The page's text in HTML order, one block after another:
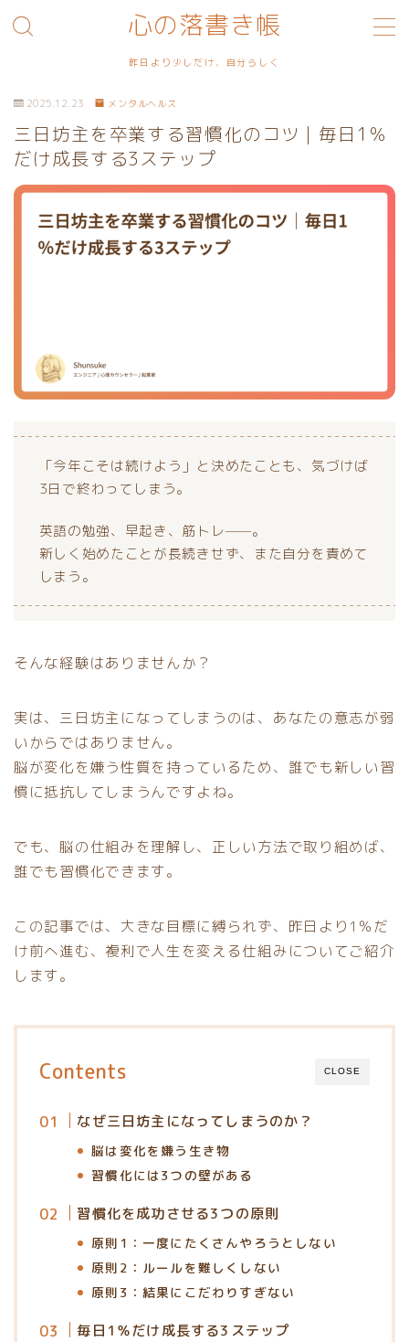
心の落書き帳
昨日より少しだけ、自分らしく
利用規約／特定商取引法に基づく表記
お問い合わせ
2025.12.23 メンタルヘルス
三日坊主を卒業する習慣化のコツ｜毎日1％
だけ成長する3ステップ
「今年こそは続けよう」と決めたことも、気づけば
3日で終わってしまう。
英語の勉強、早起き、筋トレ——。
新しく始めたことが長続きせず、また自分を責めて
しまう。
そんな経験はありませんか？
実は、三日坊主になってしまうのは、あなたの意志が弱
いからではありません。
脳が変化を嫌う性質を持っているため、誰でも新しい習
慣に抵抗してしまうんですよね。
でも、脳の仕組みを理解し、正しい方法で取り組めば、
誰でも習慣化できます。
この記事では、大きな目標に縛られず、昨日より1％だ
け前へ進む、複利で人生を変える仕組みについてご紹介
します。
CLOSE
Contents
なぜ三日坊主になってしまうのか？
脳は変化を嫌う生き物
習慣化には3つの壁がある
習慣化を成功させる3つの原則
原則1：一度にたくさんやろうとしない
原則2：ルールを難しくしない
原則3：結果にこだわりすぎない
毎日1％だけ成長する3ステップ